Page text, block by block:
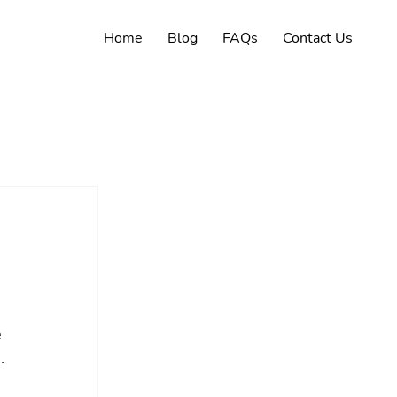
Home Blog FAQs Contact Us